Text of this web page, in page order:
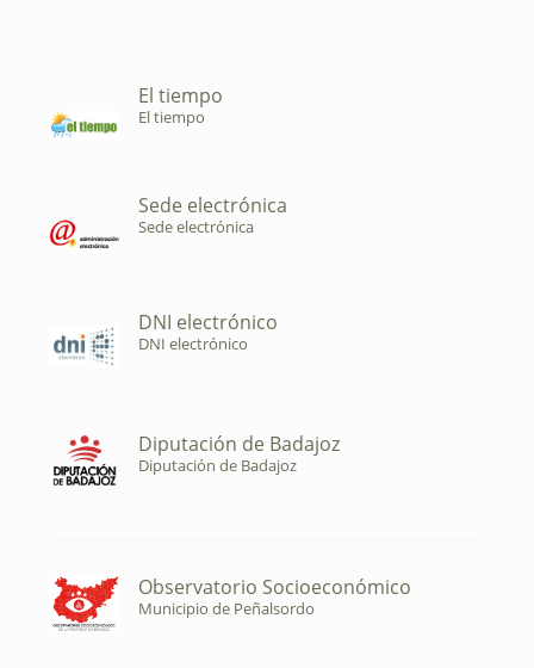
El tiempo
El tiempo
Sede electrónica
Sede electrónica
DNI electrónico
DNI electrónico
Diputación de Badajoz
Diputación de Badajoz
Observatorio Socioeconómico
Municipio de Peñalsordo